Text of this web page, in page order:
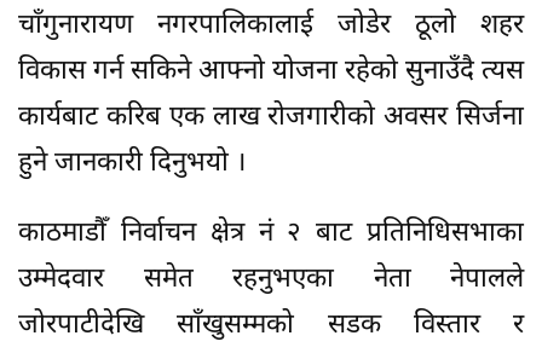
चाँगुनारायण नगरपालिकालाई जोडेर ठूलो शहर
विकास गर्न सकिने आफ्नो योजना रहेको सुनाउँदै त्यस
कार्यबाट करिब एक लाख रोजगारीको अवसर सिर्जना
हुने जानकारी दिनुभयो ।
काठमाडौँ निर्वाचन क्षेत्र नं २ बाट प्रतिनिधिसभाका
उम्मेदवार समेत रहनुभएका नेता नेपालले
जोरपाटीदेखि साँखुसम्मको सडक विस्तार र